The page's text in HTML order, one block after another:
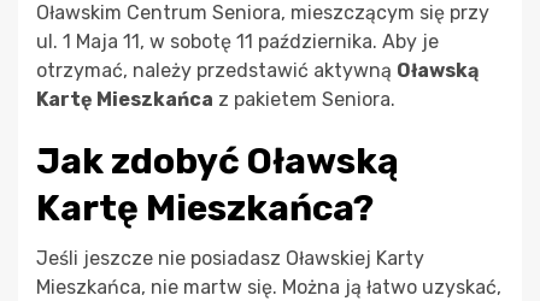
Oławskim Centrum Seniora, mieszczącym się przy
ul. 1 Maja 11, w sobotę 11 października. Aby je
otrzymać, należy przedstawić aktywną Oławską
Kartę Mieszkańca z pakietem Seniora.
Jak zdobyć Oławską
Kartę Mieszkańca?
Jeśli jeszcze nie posiadasz Oławskiej Karty
Mieszkańca, nie martw się. Można ją łatwo uzyskać,